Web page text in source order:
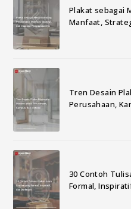
Plakat sebagai
Manfaat,
Tren Desain
Perusahaan,
30 Contoh
Formal,